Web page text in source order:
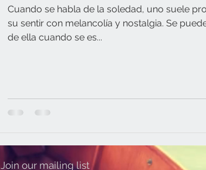
Cuando se habla de la soledad, uno suele
su sentir con melancolía y nostalgia. Se
de ella cuando se es...
Join our mailing list